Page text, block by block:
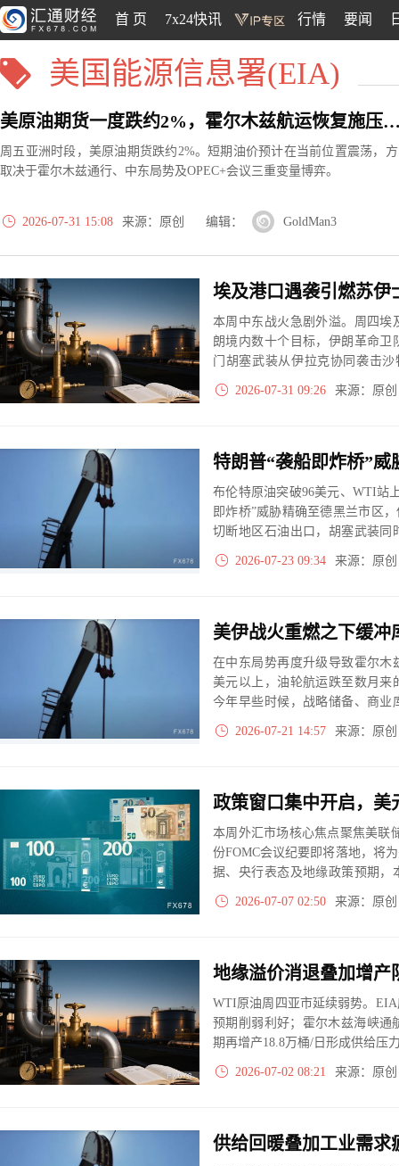
首 页 7x24快讯 行情 要闻
美国能源信息署(EIA)
美原油期货一度跌约2%，霍尔木兹航运恢复施压，
周五亚洲时段，美原油期货跌约2%。短期油价预计在当前位置震荡，
取决于霍尔木兹通行、中东局势及OPEC+会议三重变量博弈。
2026-07-31 15:08 来源：原创 编辑： GoldMan3
本周中东战火急剧外溢。周四埃
朗境内数十个目标，伊朗革命
门胡塞武装从伊拉克协同袭击
20%，但市场同时受沙特组建护
影响，油价周四最终小幅收跌
2026-07-31 09:26 来源：原
布伦特原油突破96美元、WTI站
即炸桥”威胁精确至德黑兰市区
切断地区石油出口，胡塞武装同
双海峡同时告急。美军连续第
持续，布油第四季度或突破120美
2026-07-23 09:34 来源：原
在中东局势再度升级导致霍尔木
美元以上，油轮航运跌至数月来
今年早些时候，战略储备、商
而大幅消耗。分析师警告，如
急储备释放已接近尾声，而市
2026-07-21 14:57 来源：原
政策窗口集中开启，美
本周外汇市场核心焦点聚焦美联
份FOMC会议纪要即将落地，将
据、央行表态及地缘政策预期，
存、欧元反弹空间受限、英镑
干预预期扰动，整体市场呈现分
2026-07-07 02:50 来源：原
地缘溢价消退叠加增
WTI原油周四亚市延续弱势。
预期削弱利好；霍尔木兹海峡通
期再增产18.8万桶/日形成供给压
2026-07-02 08:21 来源：原